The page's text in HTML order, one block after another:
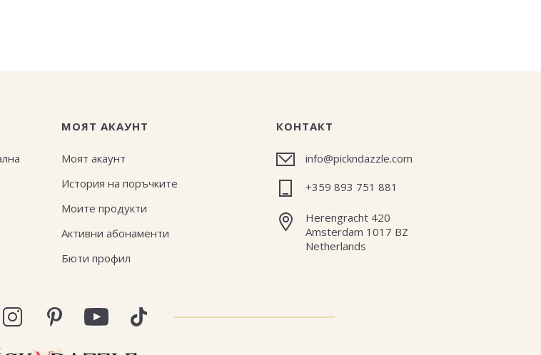
МОЯТ АКАУНТ
Моят акаунт
История на поръчките
Моите продукти
Активни абонаменти
Бюти профил
КОНТАКТ
info@pickndazzle.com
+359 893 751 881
Herengracht 420
Amsterdam 1017 BZ
Netherlands